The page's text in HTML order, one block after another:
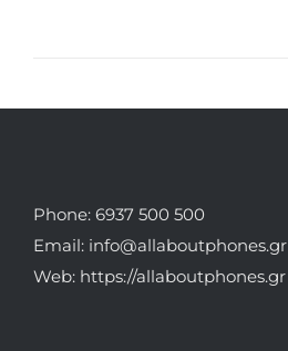
Phone: 6937 500 500
Email: info@allaboutphones.gr
Web: https://allaboutphones.gr